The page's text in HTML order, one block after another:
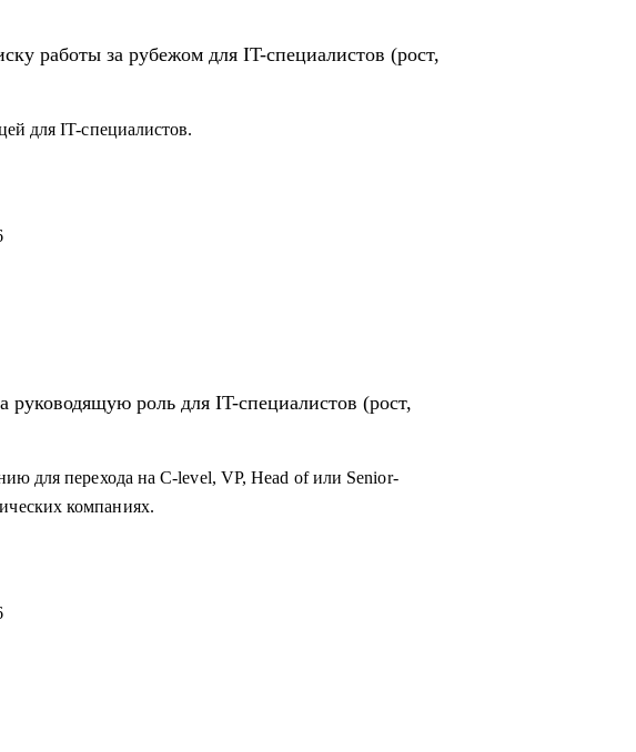
работы за рубежом для IT-специалистов (рост,
для IT-специалистов.
руководящую роль для IT-специалистов (рост,
для перехода на C-level, VP, Head of или Senior-
компаниях.